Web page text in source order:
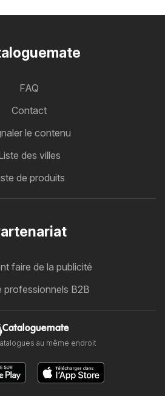
FAQ
Contact
le contenu
des villes
de produits
faire de la publicité
professionnels B2B
Cataloguemate
au même endroit